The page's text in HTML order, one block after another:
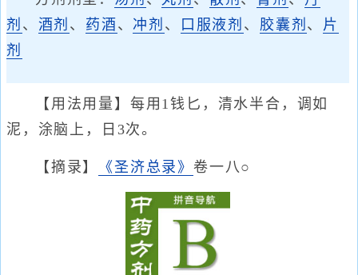
剂 、 酒剂 、 药酒 、 冲剂 、 口服液剂 、 胶囊剂 、 片
剂
【用法用量】每用1钱匕，清水半合，调如
泥，涂脑上，日3次。
【摘录】 《圣济总录》卷一八○